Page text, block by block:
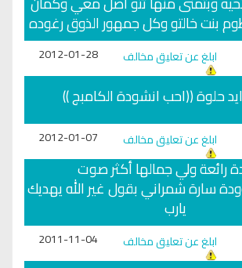
بنت خالتو وكل جمهور الذوق رغوده
ابلغ عن تعليق مخالف 2012-01-28
حلوة ((احب انشودة الكامبج ))
ابلغ عن تعليق مخالف 2012-01-07
رائعة ولي جمالها أكثر صوت
سارة شمراني بقول غير الله يهديك
يارب
ابلغ عن تعليق مخالف 2011-11-04